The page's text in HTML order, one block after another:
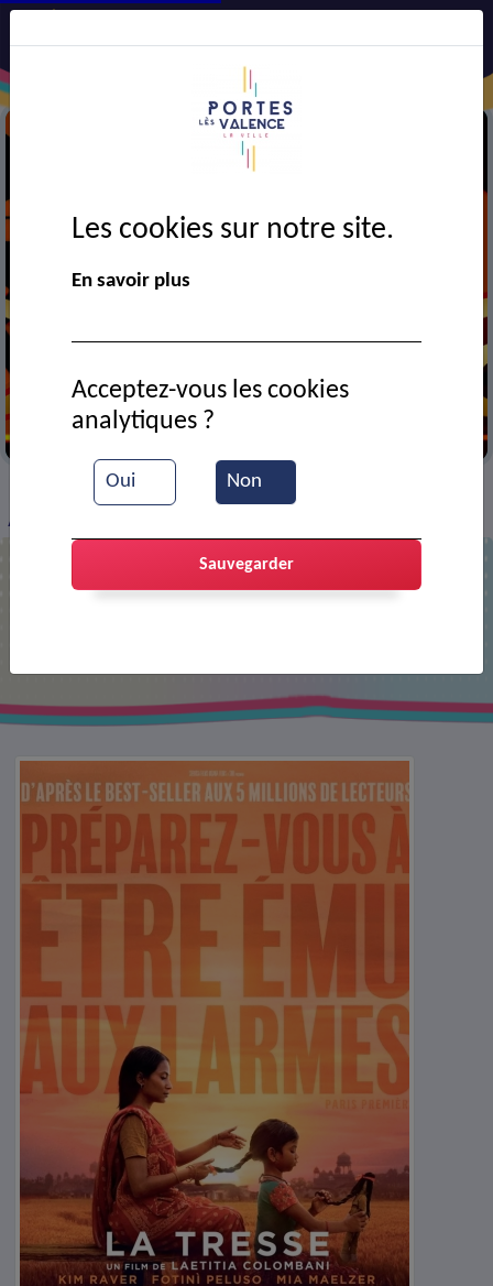
VIE MUNICIPALE > Ressources documentaires
Affiche : La Tresse
Les cookies sur notre site.
En savoir plus
Oui Non
Acceptez-vous les cookies
analytiques ?
Sauvegarder